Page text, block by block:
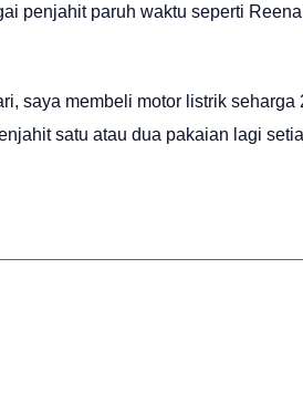
penjahit paruh waktu seperti
saya membeli motor listrik seharga
satu atau dua pakaian lagi